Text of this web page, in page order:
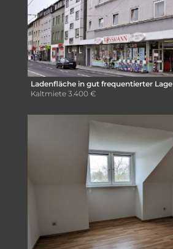
Ladenfläche in gut frequentierter Lage
Kaltmiete 3.400 €